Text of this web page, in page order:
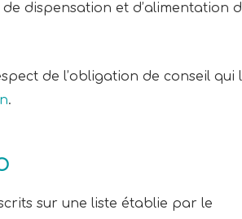
dispensation et d’alimentation
de l’obligation de conseil qui
.
sur une liste établie par le